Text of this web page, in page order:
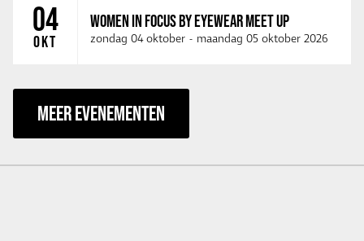
04
OKT
WOMEN IN FOCUS BY EYEWEAR MEET UP
zondag 04 oktober - maandag 05 oktober 2026
MEER EVENEMENTEN